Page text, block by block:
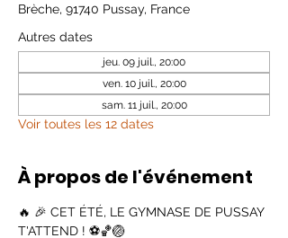
Brèche, 91740 Pussay, France
Autres dates
jeu. 09 juil., 20:00
ven. 10 juil., 20:00
sam. 11 juil., 20:00
Voir toutes les 12 dates
À propos de l'événement
🔥 🎉 CET ÉTÉ, LE GYMNASE DE PUSSAY
T'ATTEND ! ⚽🏀🏐